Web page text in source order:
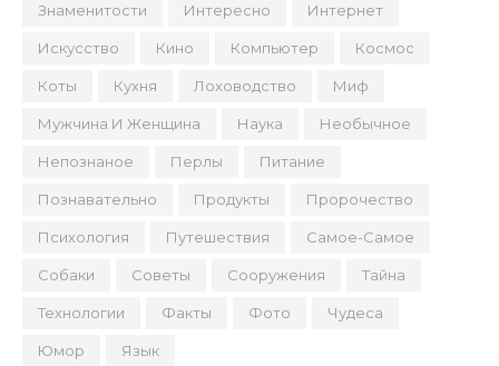
Знаменитости Интересно Интернет
Искусство Кино Компьютер Космос
Коты Кухня Лоховодство Миф
Мужчина И Женщина Наука Необычное
Непознаное Перлы Питание
Познавательно Продукты Пророчество
Психология Путешествия Самое-Самое
Собаки Советы Сооружения Тайна
Технологии Факты Фото Чудеса
Юмор Язык